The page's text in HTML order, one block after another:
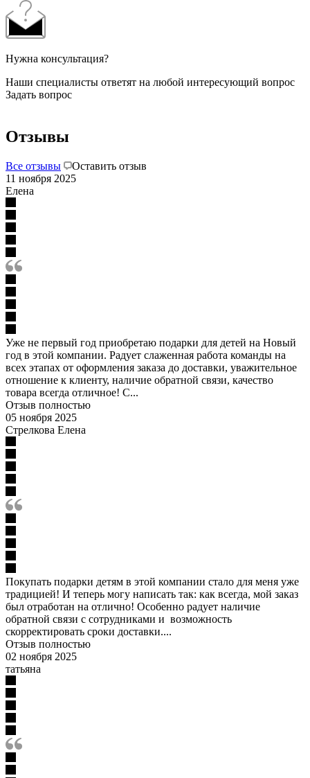
Нужна консультация?
Наши специалисты ответят на любой интересующий вопрос
Задать вопрос
Отзывы
Все отзывы
Оставить отзыв
11 ноября 2025
Елена
Уже не первый год приобретаю подарки для детей на Новый
год в этой компании. Радует слаженная работа команды на
всех этапах от оформления заказа до доставки, уважительное
отношение к клиенту, наличие обратной связи, качество
товара всегда отличное! С...
Отзыв полностью
05 ноября 2025
Стрелкова Елена
Покупать подарки детям в этой компании стало для меня уже
традицией! И теперь могу написать так: как всегда, мой заказ
был отработан на отлично! Особенно радует наличие
обратной связи с сотрудниками и возможность
скорректировать сроки доставки....
Отзыв полностью
02 ноября 2025
татьяна